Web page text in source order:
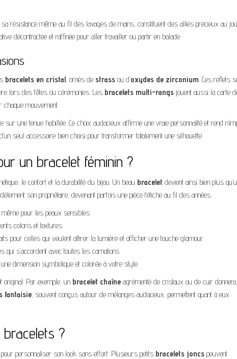
sa résistance même au fil des lavages de mains, constituent des alliés précieux au
décontractée et raffinée pour aller travailler ou partir en balade.
bracelets en cristal , ornés de strass ou d’oxydes de zirconium . Ces reflets
lors des fêtes ou cérémonies. Les bracelets multi-rangs jouent aussi la carte
mouvement.
sur une tenue habillée. Ce choix audacieux affirme une vraie personnalité et rend
seul accessoire bien choisi pour transformer totalement une silhouette.
un bracelet féminin ?
le confort et la durabilité du bijou. Un beau bracelet devient ainsi bien plus
son propriétaire, devenant parfois une pièce fétiche au fil des années.
pour les peaux sensibles.
coloris et textures.
pour celles qui veulent attirer la lumière et afficher une touche glamour.
qui s’accordent avec toutes les carnations.
dimension symbolique et colorée à votre style.
original. Par exemple, un bracelet chaîne agrémenté de cristaux ou de cuir donnera
fantaisie , souvent conçus autour de mélanges audacieux, permettent quant à eux
bracelets ?
personnaliser son look sans effort. Plusieurs petits bracelets joncs peuvent